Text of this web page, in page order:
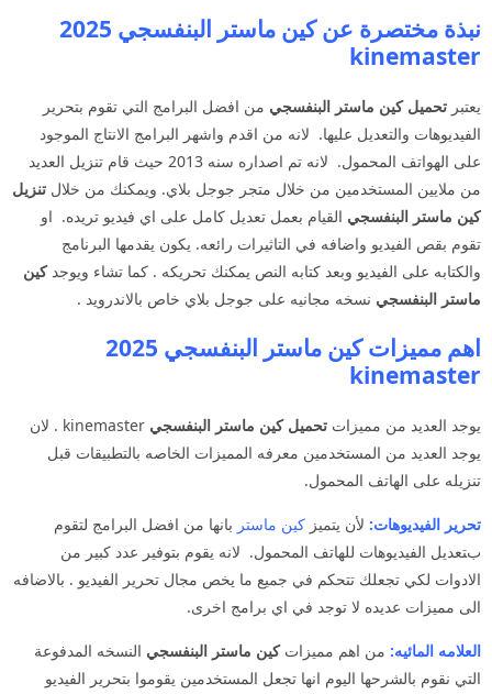
نبذة مختصرة عن كين ماستر البنفسجي 2025
kinemaster
يعتبر تحميل كين ماستر البنفسجي من افضل البرامج التي تقوم بتحرير
الفيديوهات والتعديل عليها. لانه من اقدم واشهر البرامج الانتاج الموجود
على الهواتف المحمول. لانه تم اصداره سنه 2013 حيث قام تنزيل العديد
من ملايين المستخدمين من خلال متجر جوجل بلاي. ويمكنك من خلال تنزيل
كين ماستر البنفسجي القيام بعمل تعديل كامل على اي فيديو تريده. او
تقوم بقص الفيديو واضافه في التاثيرات رائعه. يكون يقدمها البرنامج
والكتابه على الفيديو وبعد كتابه النص يمكنك تحريكه . كما تشاء ويوجدكين
ماستر البنفسجي نسخه مجانيه على جوجل بلاي خاص بالاندرويد .
اهم مميزات كين ماستر البنفسجي 2025
kinemaster
يوجد العديد من مميزات تحميل كين ماستر البنفسجي
kinemaster . لان
يوجد العديد من المستخدمين معرفه المميزات الخاصه بالتطبيقات قبل
تنزيله على الهاتف المحمول.
تحرير الفيديوهات: لأن يتميز كين ماستر بانها من افضل البرامج لتقوم
بتعديل الفيديوهات للهاتف المحمول. لانه يقوم بتوفير عدد كبير من
الادوات لكي تجعلك تتحكم في جميع ما يخص مجال تحرير الفيديو . بالاضافه
الى مميزات عديده لا توجد في اي برامج اخرى.
العلامه المائيه: من اهم مميزاتكين ماستر البنفسجي النسخه المدفوعة
التي نقوم بالشرحها اليوم انها تجعل المستخدمين يقوموا بتحرير الفيديو